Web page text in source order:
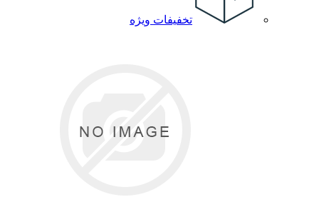
تخفیفات ویژه